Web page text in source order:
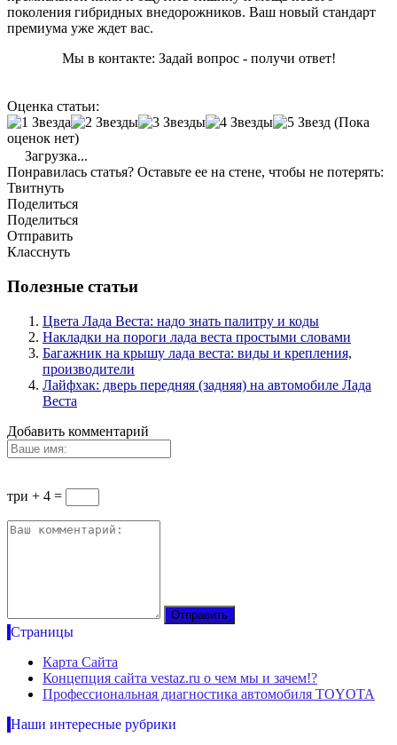
поколения гибридных внедорожников. Ваш новый стандарт
премиума уже ждет вас.
Мы в контакте: Задай вопрос - получи ответ!
Оценка статьи:
(Пока
оценок нет)
Загрузка...
Понравилась статья? Оставьте ее на стене, чтобы не потерять:
Твитнуть
Поделиться
Поделиться
Отправить
Класснуть
Полезные статьи
Цвета Лада Веста: надо знать палитру и коды
Накладки на пороги лада веста простыми словами
Багажник на крышу лада веста: виды и крепления,
производители
Лайфхак: дверь передняя (задняя) на автомобиле Лада
Веста
Добавить комментарий
три + 4 =
Страницы
Карта Сайта
Концепция сайта vestaz.ru о чем мы и зачем!?
Профессиональная диагностика автомобиля TOYOTA
Наши интересные рубрики